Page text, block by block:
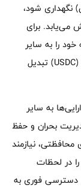
شود،
می‌یابد. برای
را به سایر
استیبل‌کوین‌ها مانند دای (DAI) یا یو‌اس‌دی‌کوین (USDC) تبدیل
به سایر
بحران و حفظ
نیازمند
در لحظات
دسترسی فوری به